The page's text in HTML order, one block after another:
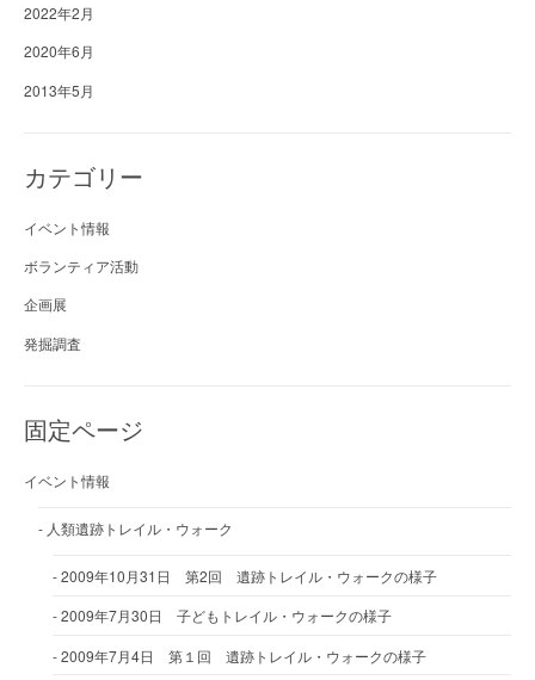
2022年2月
2020年6月
2013年5月
カテゴリー
イベント情報
ボランティア活動
企画展
発掘調査
固定ページ
イベント情報
人類遺跡トレイル・ウォーク
2009年10月31日 第2回 遺跡トレイル・ウォークの様子
2009年7月30日 子どもトレイル・ウォークの様子
2009年7月4日 第１回 遺跡トレイル・ウォークの様子